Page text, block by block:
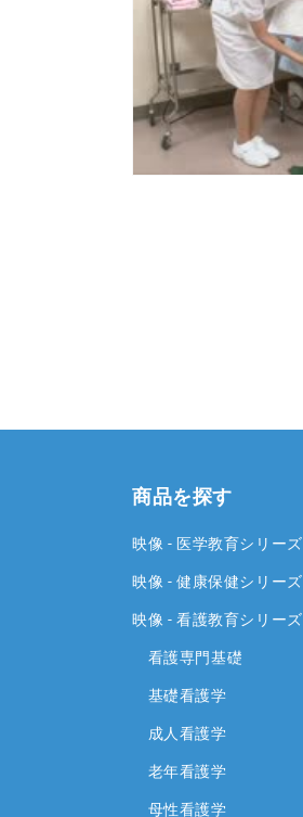
商品を探す
映像 - 医学教育シリーズ
映像 - 健康保健シリーズ
映像 - 看護教育シリーズ
看護専門基礎
基礎看護学
成人看護学
老年看護学
母性看護学